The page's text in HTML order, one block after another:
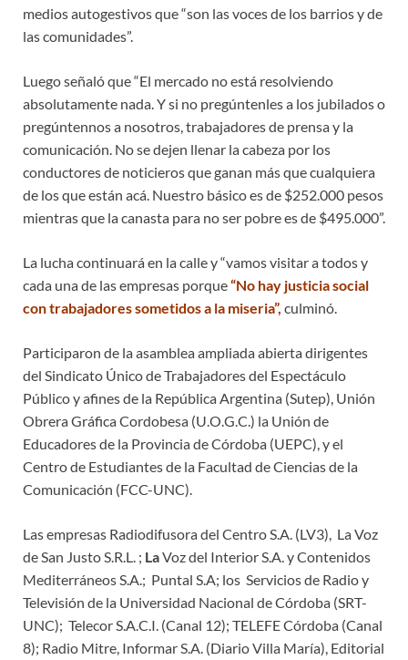
medios autogestivos que “son las voces de los barrios y de
las comunidades”.
Luego señaló que “El mercado no está resolviendo
absolutamente nada. Y si no pregúntenles a los jubilados o
pregúntennos a nosotros, trabajadores de prensa y la
comunicación. No se dejen llenar la cabeza por los
conductores de noticieros que ganan más que cualquiera
de los que están acá. Nuestro básico es de $252.000 pesos
mientras que la canasta para no ser pobre es de $495.000”.
La lucha continuará en la calle y “vamos visitar a todos y
cada una de las empresas porque“No hay justicia social
con trabajadores sometidos a la miseria”, culminó.
Participaron de la asamblea ampliada abierta dirigentes
del Sindicato Único de Trabajadores del Espectáculo
Público y afines de la República Argentina (Sutep), Unión
Obrera Gráfica Cordobesa (U.O.G.C.) la Unión de
Educadores de la Provincia de Córdoba (UEPC), y el
Centro de Estudiantes de la Facultad de Ciencias de la
Comunicación (FCC-UNC).
Las empresas Radiodifusora del Centro S.A. (LV3), La Voz
de San Justo S.R.L. ; LaVoz del Interior S.A. y Contenidos
Mediterráneos S.A.; Puntal S.A; los Servicios de Radio y
Televisión de la Universidad Nacional de Córdoba (SRT-
UNC); Telecor S.A.C.I. (Canal 12); TELEFE Córdoba (Canal
8); Radio Mitre, Informar S.A. (Diario Villa María), Editorial